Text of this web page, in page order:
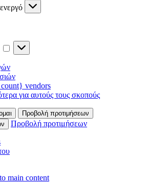
vendors
για αυτούς τους σκοπούς
Προβολή προτιμήσεων
Προβολή προτιμήσεων
main content